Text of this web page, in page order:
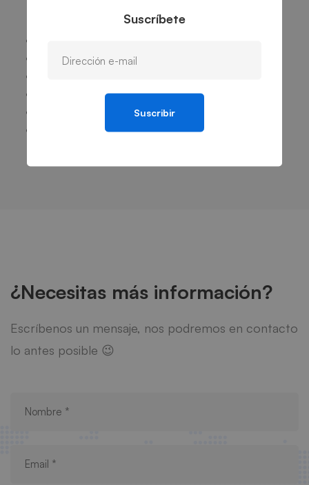
Planes de Continuidad y Mantenimiento
Gestión de Absentismo
Planificación Anual
¿Necesitas más información?
Escríbenos un mensaje, nos podremos en contacto
lo antes posible 😉
Suscríbete
Suscribir